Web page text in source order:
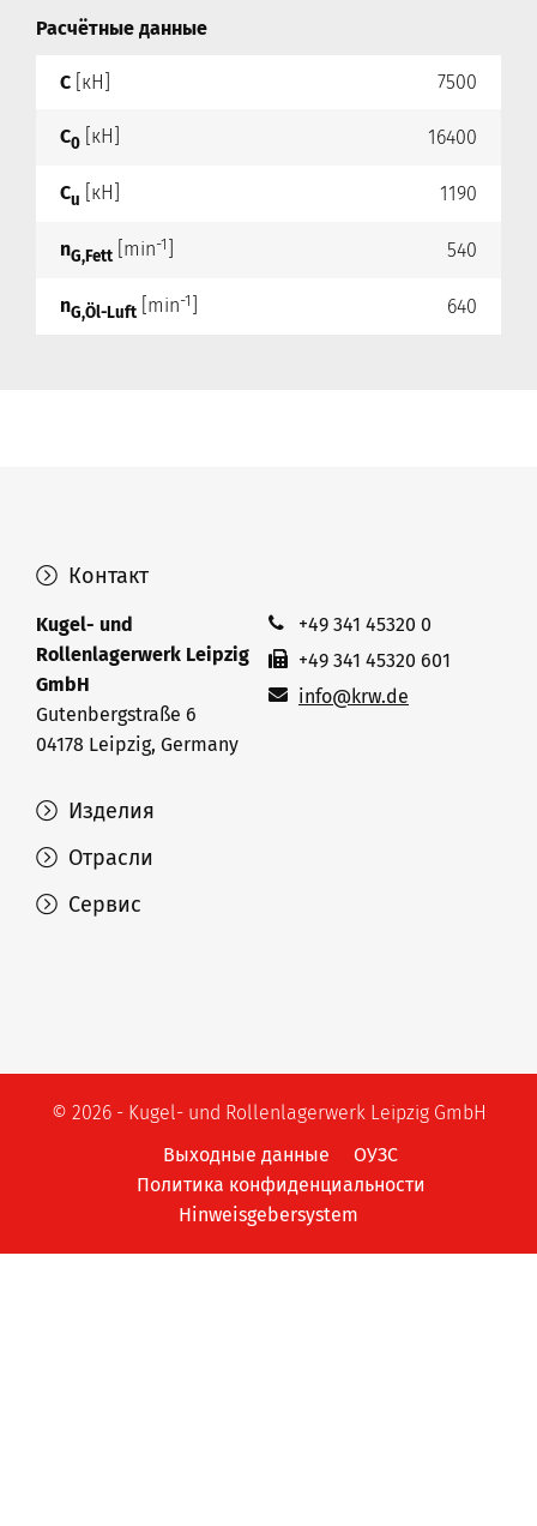
Расчётные данные
C [кН] 7500
C0 [кН] 16400
Cu [кН] 1190
nG,Fett [min-1 540
nG,Öl-Luft [min-1 640
Изделия
Отрасли
Сервис
Контакт
Kugel- und
Rollenlagerwerk Leipzig
GmbH
Gutenbergstraße 6
04178 Leipzig, Germany
+49 341 45320 0
+49 341 45320 601
info@krw.de
© 2026 - Kugel- und Rollenlagerwerk Leipzig GmbH
Выходные данные
ОУЗС
Политика конфиденциальности
Hinweisgebersystem